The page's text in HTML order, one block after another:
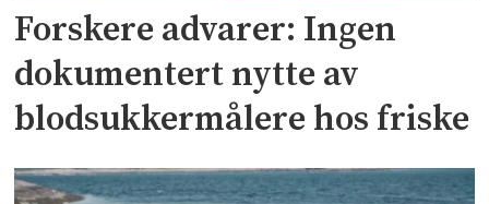
Forskere advarer: Ingen
dokumentert nytte av
blodsukkermålere hos friske